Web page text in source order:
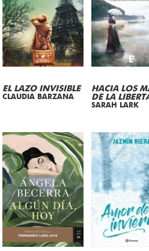
EL LAZO INVISIBLE
CLAUDIA BARZANA
HACIA LOS
DE LA
SARAH LARK